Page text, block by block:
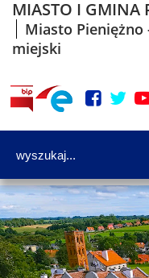
MIASTO I GMINA
Miasto
miejski